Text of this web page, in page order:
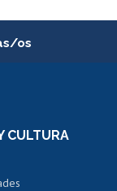
os
interna
CULTURA